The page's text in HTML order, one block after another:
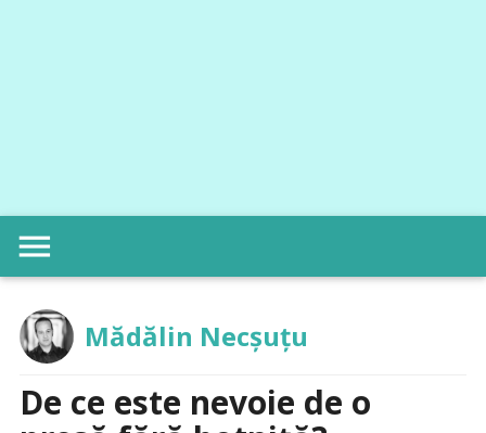
menu
Mădălin Necșuțu
De ce este nevoie de o